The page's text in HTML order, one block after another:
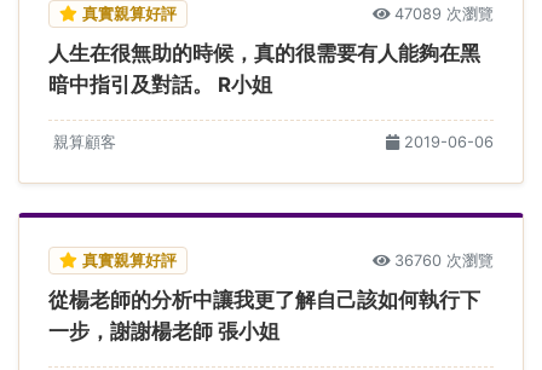
真實親算好評 47089 次瀏覽
人生在很無助的時候，真的很需要有人能夠在黑
暗中指引及對話。 R小姐
親算顧客 2019-06-06
真實親算好評 36760 次瀏覽
從楊老師的分析中讓我更了解自己該如何執行下
一步，謝謝楊老師 張小姐